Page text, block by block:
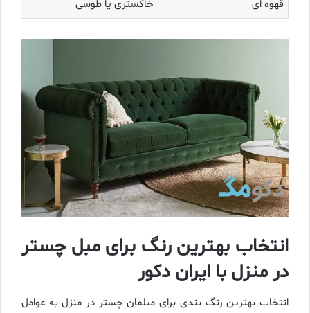
قهوه‌ ای خاکستری یا طوسی
انتخاب بهترین رنگ برای مبل چستر
در منزل با ایران دکور
انتخاب بهترین رنگ بندی برای مبلمان چستر در منزل به عوامل